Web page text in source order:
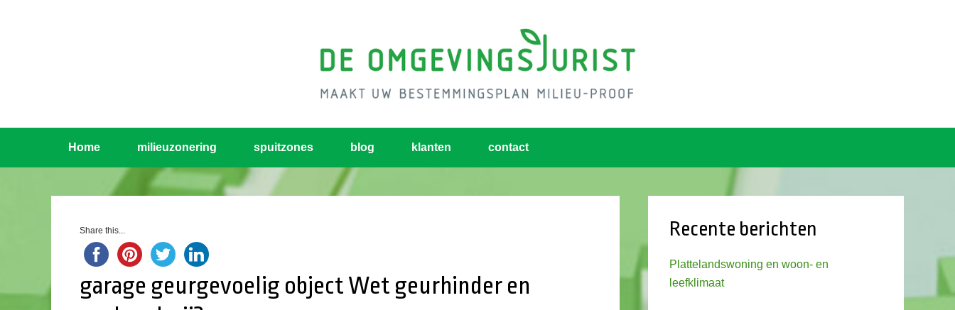
Home milieuzonering spuitzones blog klanten contact
Share this...
garage geurgevoelig object Wet geurhinder en
Recente berichten
Plattelandswoning en woon- en
leefklimaat